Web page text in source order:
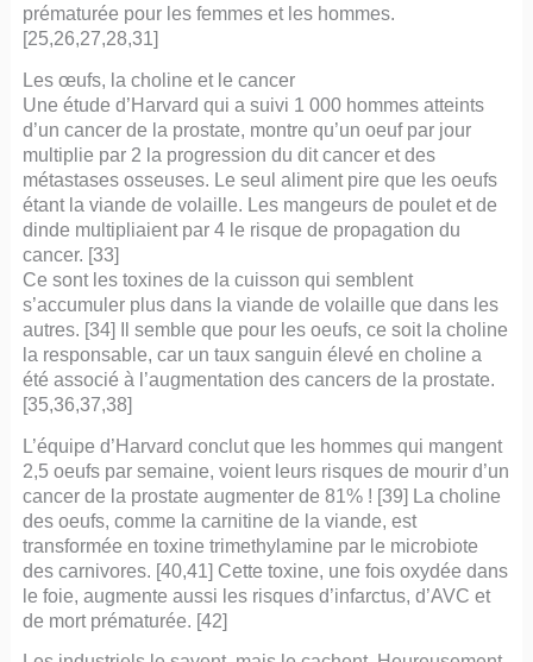
prématurée pour les femmes et les hommes.
[25,26,27,28,31]
Les œufs, la choline et le cancer
Une étude d’Harvard qui a suivi 1 000 hommes atteints
d’un cancer de la prostate, montre qu’un oeuf par jour
multiplie par 2 la progression du dit cancer et des
métastases osseuses. Le seul aliment pire que les oeufs
étant la viande de volaille. Les mangeurs de poulet et de
dinde multipliaient par 4 le risque de propagation du
cancer. [33]
Ce sont les toxines de la cuisson qui semblent
s’accumuler plus dans la viande de volaille que dans les
autres. [34] Il semble que pour les oeufs, ce soit la choline
la responsable, car un taux sanguin élevé en choline a
été associé à l’augmentation des cancers de la prostate.
[35,36,37,38]
L’équipe d’Harvard conclut que les hommes qui mangent
2,5 oeufs par semaine, voient leurs risques de mourir d’un
cancer de la prostate augmenter de 81% ! [39] La choline
des oeufs, comme la carnitine de la viande, est
transformée en toxine trimethylamine par le microbiote
des carnivores. [40,41] Cette toxine, une fois oxydée dans
le foie, augmente aussi les risques d’infarctus, d’AVC et
de mort prématurée. [42]